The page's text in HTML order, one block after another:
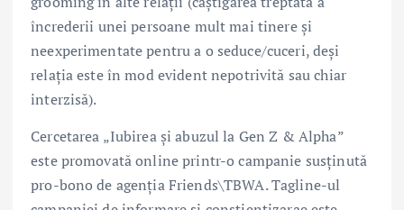
încrederii unei persoane mult mai tinere și
neexperimentate pentru a o seduce/cuceri, deși
relația este în mod evident nepotrivită sau chiar
interzisă).
Cercetarea „Iubirea și abuzul la Gen Z & Alpha”
este promovată online printr-o campanie susținută
pro-bono de agenția Friends\TBWA. Tagline-ul